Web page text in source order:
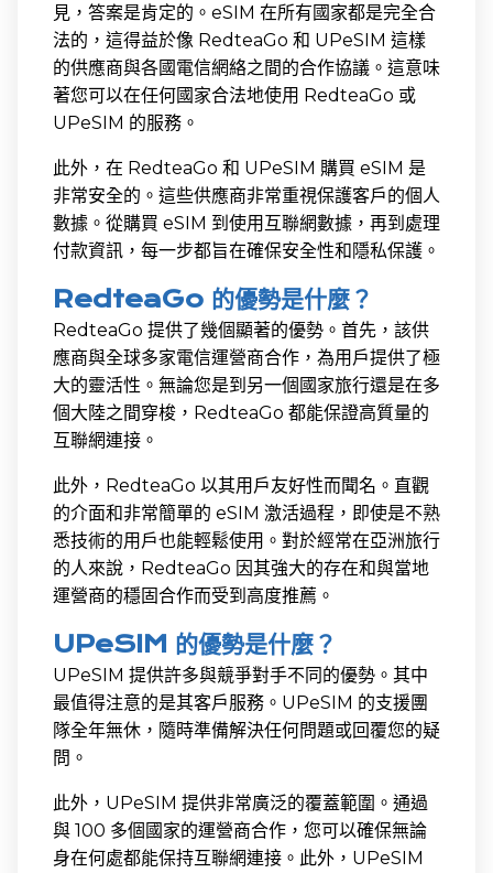
見，答案是肯定的。eSIM 在所有國家都是完全合
法的，這得益於像 RedteaGo 和 UPeSIM 這樣
的供應商與各國電信網絡之間的合作協議。這意味
著您可以在任何國家合法地使用 RedteaGo 或
UPeSIM 的服務。
此外，在 RedteaGo 和 UPeSIM 購買 eSIM 是
非常安全的。這些供應商非常重視保護客戶的個人
數據。從購買 eSIM 到使用互聯網數據，再到處理
付款資訊，每一步都旨在確保安全性和隱私保護。
RedteaGo 的優勢是什麼？
RedteaGo 提供了幾個顯著的優勢。首先，該供
應商與全球多家電信運營商合作，為用戶提供了極
大的靈活性。無論您是到另一個國家旅行還是在多
個大陸之間穿梭，RedteaGo 都能保證高質量的
互聯網連接。
此外，RedteaGo 以其用戶友好性而聞名。直觀
的介面和非常簡單的 eSIM 激活過程，即使是不熟
悉技術的用戶也能輕鬆使用。對於經常在亞洲旅行
的人來說，RedteaGo 因其強大的存在和與當地
運營商的穩固合作而受到高度推薦。
UPeSIM 的優勢是什麼？
UPeSIM 提供許多與競爭對手不同的優勢。其中
最值得注意的是其客戶服務。UPeSIM 的支援團
隊全年無休，隨時準備解決任何問題或回覆您的疑
問。
此外，UPeSIM 提供非常廣泛的覆蓋範圍。通過
與 100 多個國家的運營商合作，您可以確保無論
身在何處都能保持互聯網連接。此外，UPeSIM